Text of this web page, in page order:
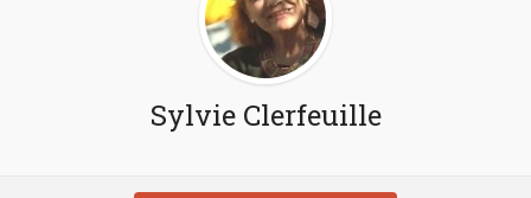
Sylvie Clerfeuille